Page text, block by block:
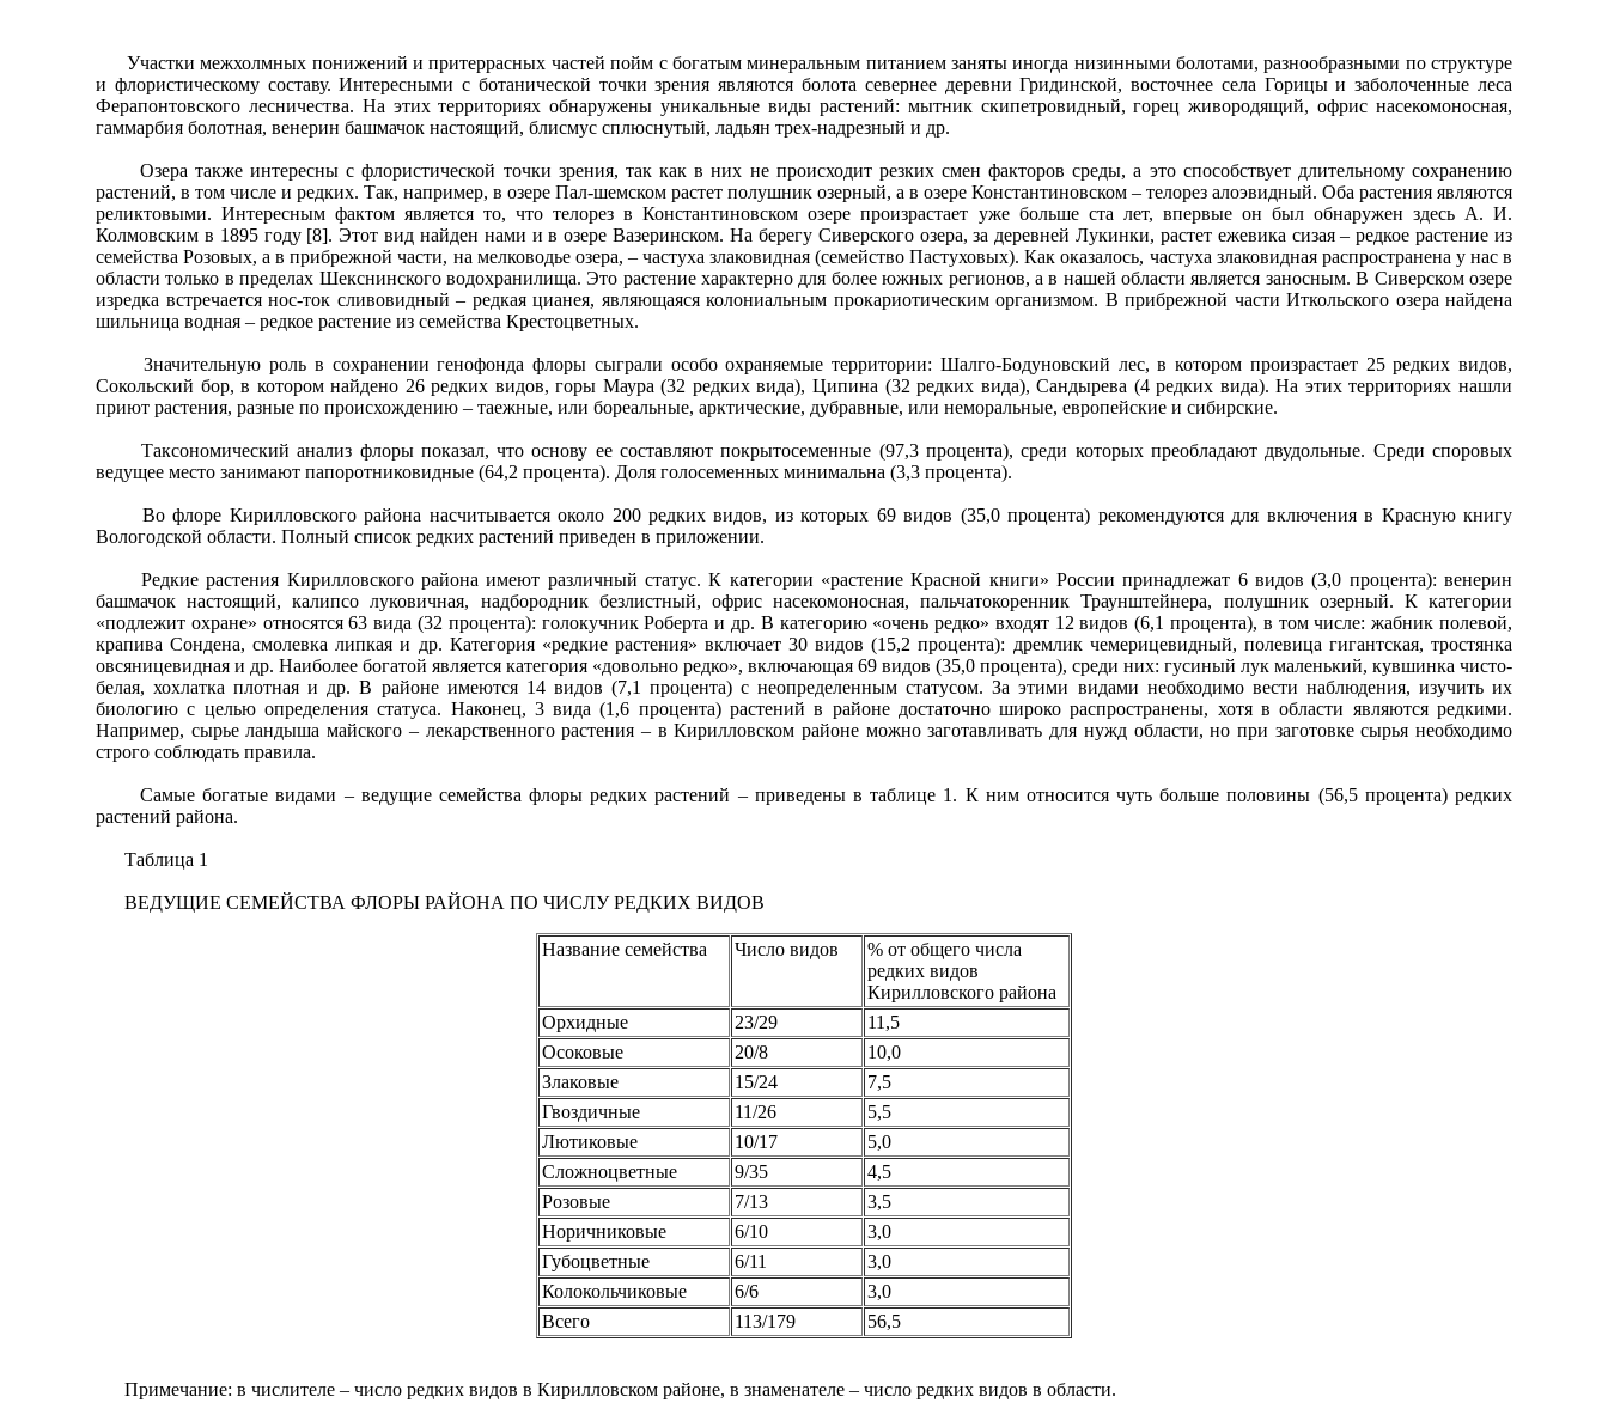
Участки межхолмных понижений и притеррасных частей пойм с богатым минеральным питанием заняты иногда низинными болотами, разнообразными по структуре
и флористическому составу. Интересными с ботанической точки зрения являются болота севернее деревни Гридинской, восточнее села Горицы и заболоченные леса
Ферапонтовского лесничества. На этих территориях обнаружены уникальные виды растений: мытник скипетровидный, горец живородящий, офрис насекомоносная,
гаммарбия болотная, венерин башмачок настоящий, блисмус сплюснутый, ладьян трех-надрезный и др.
Озера также интересны с флористической точки зрения, так как в них не происходит резких смен факторов среды, а это способствует длительному сохранению
растений, в том числе и редких. Так, например, в озере Пал-шемском растет полушник озерный, а в озере Константиновском – телорез алоэвидный. Оба растения являются
реликтовыми. Интересным фактом является то, что телорез в Константиновском озере произрастает уже больше ста лет, впервые он был обнаружен здесь А. И.
Колмовским в 1895 году [8]. Этот вид найден нами и в озере Вазеринском. На берегу Сиверского озера, за деревней Лукинки, растет ежевика сизая – редкое растение из
семейства Розовых, а в прибрежной части, на мелководье озера, – частуха злаковидная (семейство Пастуховых). Как оказалось, частуха злаковидная распространена у нас в
области только в пределах Шекснинского водохранилища. Это растение характерно для более южных регионов, а в нашей области является заносным. В Сиверском озере
изредка встречается нос-ток сливовидный – редкая цианея, являющаяся колониальным прокариотическим организмом. В прибрежной части Иткольского озера найдена
шильница водная – редкое растение из семейства Крестоцветных.
Значительную роль в сохранении генофонда флоры сыграли особо охраняемые территории: Шалго-Бодуновский лес, в котором произрастает 25 редких видов,
Сокольский бор, в котором найдено 26 редких видов, горы Маура (32 редких вида), Ципина (32 редких вида), Сандырева (4 редких вида). На этих территориях нашли
приют растения, разные по происхождению – таежные, или бореальные, арктические, дубравные, или неморальные, европейские и сибирские.
Таксономический анализ флоры показал, что основу ее составляют покрытосеменные (97,3 процента), среди которых преобладают двудольные. Среди споровых
ведущее место занимают папоротниковидные (64,2 процента). Доля голосеменных минимальна (3,3 процента).
Во флоре Кирилловского района насчитывается около 200 редких видов, из которых 69 видов (35,0 процента) рекомендуются для включения в Красную книгу
Вологодской области. Полный список редких растений приведен в приложении.
Редкие растения Кирилловского района имеют различный статус. К категории «растение Красной книги» России принадлежат 6 видов (3,0 процента): венерин
башмачок настоящий, калипсо луковичная, надбородник безлистный, офрис насекомоносная, пальчатокоренник Траунштейнера, полушник озерный. К категории
«подлежит охране» относятся 63 вида (32 процента): голокучник Роберта и др. В категорию «очень редко» входят 12 видов (6,1 процента), в том числе: жабник полевой,
крапива Сондена, смолевка липкая и др. Категория «редкие растения» включает 30 видов (15,2 процента): дремлик чемерицевидный, полевица гигантская, тростянка
овсяницевидная и др. Наиболее богатой является категория «довольно редко», включающая 69 видов (35,0 процента), среди них: гусиный лук маленький, кувшинка чисто-
белая, хохлатка плотная и др. В районе имеются 14 видов (7,1 процента) с неопределенным статусом. За этими видами необходимо вести наблюдения, изучить их
биологию с целью определения статуса. Наконец, 3 вида (1,6 процента) растений в районе достаточно широко распространены, хотя в области являются редкими.
Например, сырье ландыша майского – лекарственного растения – в Кирилловском районе можно заготавливать для нужд области, но при заготовке сырья необходимо
строго соблюдать правила.
Самые богатые видами – ведущие семейства флоры редких растений – приведены в таблице 1. К ним относится чуть больше половины (56,5 процента) редких
растений района.
Таблица 1
ВЕДУЩИЕ СЕМЕЙСТВА ФЛОРЫ РАЙОНА ПО ЧИСЛУ РЕДКИХ ВИДОВ
Название семейства Число видов
% от общего числа
редких видов
Кирилловского района
Орхидные
23/29
11,5
Осоковые
20/8
10,0
Злаковые
15/24
7,5
Гвоздичные
11/26
5,5
Лютиковые
10/17
5,0
Сложноцветные
9/35
4,5
Розовые
7/13
3,5
Норичниковые
6/10
3,0
Губоцветные
6/11
3,0
Колокольчиковые
6/6
3,0
Всего
113/179 56,5
Примечание: в числителе – число редких видов в Кирилловском районе, в знаменателе – число редких видов в области.